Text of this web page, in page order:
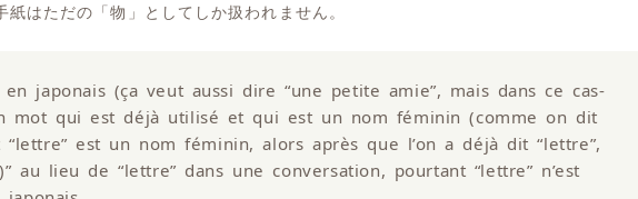
はただの「物」としてしか扱われません。
en japonais (ça veut aussi dire “une petite amie”, mais dans ce cas-
mot qui est déjà utilisé et qui est un nom féminin (comme on dit
“lettre” est un nom féminin, alors après que l’on a déjà dit “lettre”,
au lieu de “lettre” dans une conversation, pourtant “lettre” n’est